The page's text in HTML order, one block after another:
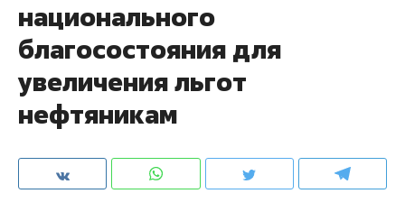
национального
благосостояния для
увеличения льгот
нефтяникам